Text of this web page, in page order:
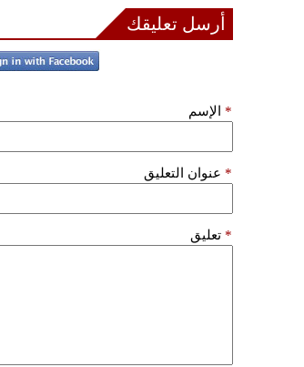
أرسل تعليقك
الإسم *
عنوان التعليق *
تعليق *